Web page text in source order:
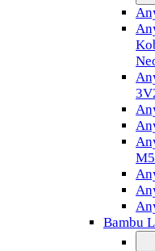
Bambu